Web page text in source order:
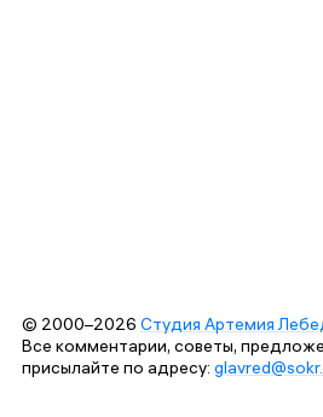
© 2000–2026 Студия Артемия
Все комментарии, советы,
присылайте по адресу: